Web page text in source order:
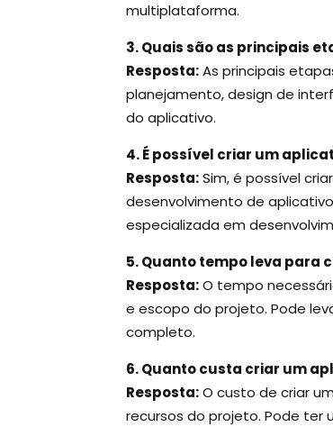
multiplataforma.
3. Quais são as principais
Resposta:As principais
planejamento, design de
do aplicativo.
4. É possível criar um
Resposta:Sim, é possível
desenvolvimento de
especializada em
5. Quanto tempo leva para
Resposta:O tempo
e escopo do projeto. Pode
completo.
6. Quanto custa criar um
Resposta:O custo de criar
recursos do projeto. Pode ter